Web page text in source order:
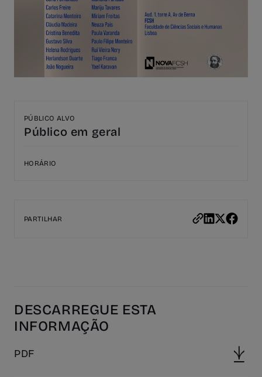
PÚBLICO ALVO
Público em geral
HORÁRIO
PARTILHAR
DESCARREGUE ESTA
INFORMAÇÃO
PDF